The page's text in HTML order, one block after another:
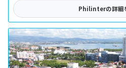
Philinterの詳細